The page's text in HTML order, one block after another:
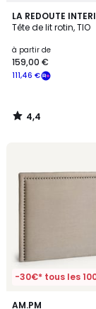
LA REDOUTE
Tête de lit rotin, TIO
Prix
à
partir
159,00
€
programme
pour
payer
place
111,46
€.
à partir de
111,46 €
159,00 €
4,4
/ 5
2
Couleurs
4,4
/
-30€* tous les
AM.PM
4,7